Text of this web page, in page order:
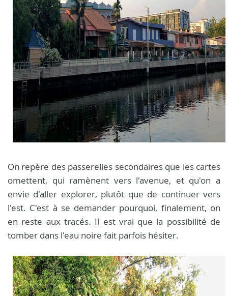
On repère des passerelles secondaires que les cartes
omettent, qui ramènent vers l'avenue, et qu'on a
envie d'aller explorer, plutôt que de continuer vers
l'est. C'est à se demander pourquoi, finalement, on
en reste aux tracés. Il est vrai que la possibilité de
tomber dans l'eau noire fait parfois hésiter.